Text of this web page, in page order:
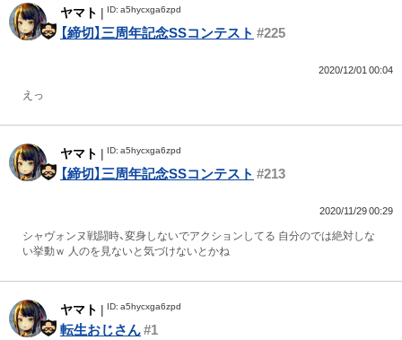
ヤマト | ID: a5hycxga6zpd
【締切】三周年記念SSコンテスト #225
2020/12/01 00:04
えっ
ヤマト | ID: a5hycxga6zpd
【締切】三周年記念SSコンテスト #213
2020/11/29 00:29
シャヴォンヌ戦闘時、変身しないでアクションしてる 自分のでは絶対しな
い挙動ｗ 人のを見ないと気づけないとかね
ヤマト | ID: a5hycxga6zpd
転生おじさん#1